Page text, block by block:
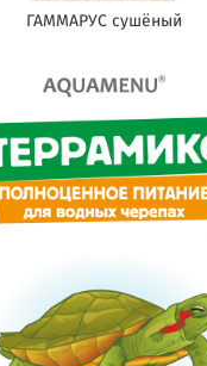
ГАММАРУС сушёный